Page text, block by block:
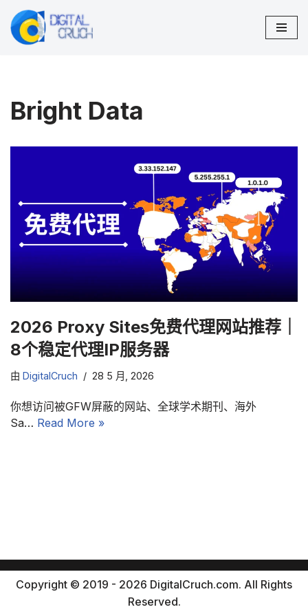
跳
Bright Data
2026 Proxy Sites免费代理网站推荐｜
8个稳定代理IP服务器
由 DigitalCruch 28 5 月, 2026
你想访问被GFW屏蔽的网站、全球学术期刊、海外
Sa… Read More »
Copyright © 2019 - 2026 DigitalCruch.com. All Rights
Reserved.